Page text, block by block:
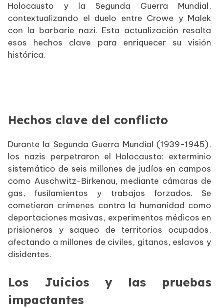
Holocausto y la Segunda Guerra Mundial,
contextualizando el duelo entre Crowe y Malek
con la barbarie nazi. Esta actualización resalta
esos hechos clave para enriquecer su visión
histórica.
Hechos clave del conflicto
Durante la Segunda Guerra Mundial (1939-1945),
los nazis perpetraron el Holocausto: exterminio
sistemático de seis millones de judíos en campos
como Auschwitz-Birkenau, mediante cámaras de
gas, fusilamientos y trabajos forzados. Se
cometieron crímenes contra la humanidad como
deportaciones masivas, experimentos médicos en
prisioneros y saqueo de territorios ocupados,
afectando a millones de civiles, gitanos, eslavos y
disidentes.
Los Juicios y las pruebas
impactantes